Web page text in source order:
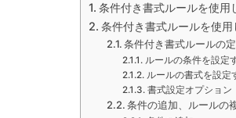
条件付き書式ルールを使用
条件付き書式ルールを使
条件付き書式ルールの
ルールの条件を設定
ルールの書式を設定
書式設定オプション
条件の追加、ルールの